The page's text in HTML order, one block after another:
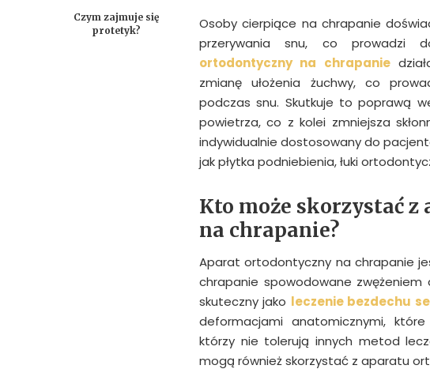
Czym zajmuje się
protetyk?
Osoby cierpiące na chrapanie
przerywania snu, co prowadzi
ortodontyczny na chrapanie
zmianę ułożenia żuchwy, co
podczas snu. Skutkuje to poprawą
powietrza, co z kolei zmniejsza
indywidualnie dostosowany do
jak płytka podniebienia, łuki
Kto może skorzystać
na chrapanie?
Aparat ortodontyczny na chrapanie
chrapanie spowodowane
skuteczny jako leczenie bezdechu
deformacjami anatomicznymi,
którzy nie tolerują innych metod
mogą również skorzystać z aparatu